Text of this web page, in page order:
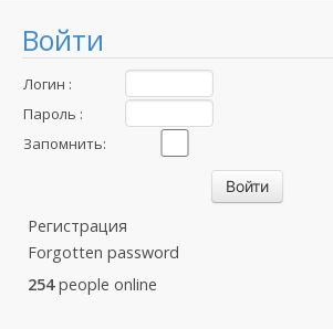
Войти
Логин :
Пароль :
Запомнить:
Регистрация
Forgotten password
254people online